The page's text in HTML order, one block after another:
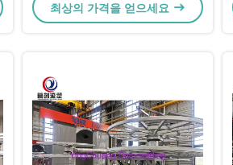
최상의 가격을 얻으세요